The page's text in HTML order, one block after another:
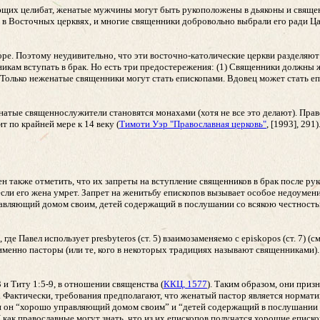
целибат, женатые мужчины могут быть рукоположены в дьяконы и
церквях, и многие священники добровольно выбрали его ради
неудивительно, что эти восточно-католические церкви
вступать в брак. Но есть три предостережения: (1) Священники должны
неженатые священники могут стать епископами. Вдовец может стать
священнослужители становятся монахами (хотя не все это делают).
по крайней мере к 14 веку (Тимоти Уэр "Православная церковь", [1993],
отметить, что их запреты на вступление священников в брак после
жена умрет. Запрет на женитьбу епископов вызывает особое
домом своим, детей содержащий в послушании со всякою
Павел использует presbyteros (ст. 5) взаимозаменяемо с episkopos (ст. 7)
пасторы (или те, кого в некоторых традициях называют священниками).
и Титу 1:5-9, в отношении священства (ККЦ, 1577). Таким образом, они
требования предполагают, что женатый пастор является
“хорошо управляющий домом своим” и “детей содержащий в